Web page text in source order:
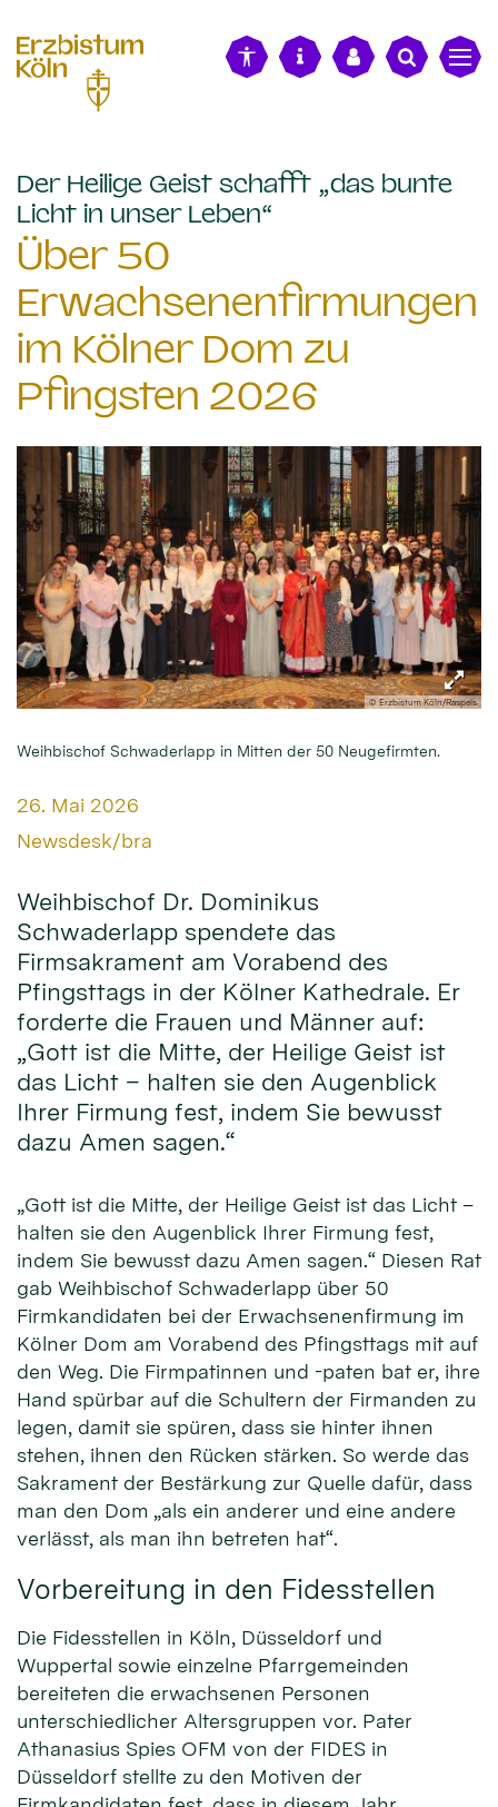
Der Heilige Geist schafft „das bunte
Licht in unser Leben“
Über 50
Erwachsenenfirmungen
im Kölner Dom zu
Pfingsten 2026
© Erzbistum Köln/Raspels
Weihbischof Schwaderlapp in Mitten der 50 Neugefirmten.
Datum:
26. Mai 2026
Von:
Newsdesk/bra
Weihbischof Dr. Dominikus
Schwaderlapp spendete das
Firmsakrament am Vorabend des
Pfingsttags in der Kölner Kathedrale. Er
forderte die Frauen und Männer auf:
„Gott ist die Mitte, der Heilige Geist ist
das Licht – halten sie den Augenblick
Ihrer Firmung fest, indem Sie bewusst
dazu Amen sagen.“
„Gott ist die Mitte, der Heilige Geist ist das Licht –
halten sie den Augenblick Ihrer Firmung fest,
indem Sie bewusst dazu Amen sagen.“ Diesen Rat
gab Weihbischof Schwaderlapp über 50
Firmkandidaten bei der Erwachsenenfirmung im
Kölner Dom am Vorabend des Pfingsttags mit auf
den Weg. Die Firmpatinnen und -paten bat er, ihre
Hand spürbar auf die Schultern der Firmanden zu
legen, damit sie spüren, dass sie hinter ihnen
stehen, ihnen den Rücken stärken. So werde das
Sakrament der Bestärkung zur Quelle dafür, dass
man den Dom „als ein anderer und eine andere
verlässt, als man ihn betreten hat“.
Vorbereitung in den Fidesstellen
Die Fidesstellen in Köln, Düsseldorf und
Wuppertal sowie einzelne Pfarrgemeinden
bereiteten die erwachsenen Personen
unterschiedlicher Altersgruppen vor. Pater
Athanasius Spies OFM von der FIDES in
Düsseldorf stellte zu den Motiven der